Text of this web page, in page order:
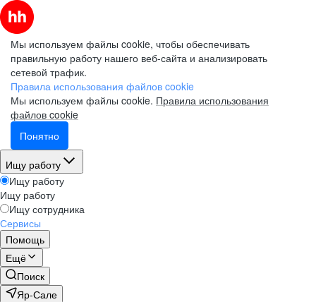
Мы используем файлы cookie, чтобы обеспечивать
правильную работу нашего веб-сайта и анализировать
сетевой трафик.
Правила использования файлов cookie
Мы используем файлы cookie. Правила использования
файлов cookie
Понятно
Ищу работу
Ищу работу
Ищу работу
Ищу сотрудника
Сервисы
Помощь
Ещё
Поиск
Яр-Сале